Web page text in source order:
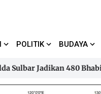
POLITIK BUDAYA
Jadikan 480
Jadikan 480